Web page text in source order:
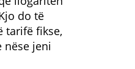
do të
tarifë fikse,
nëse jeni